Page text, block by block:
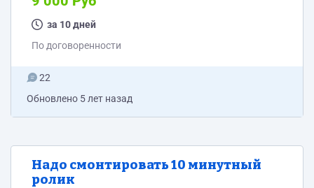
сами смонтируем с видео. Хронометраж около 10
минут. Текст надо прочитать красиво, так что бы
за 10 дней
По договоренности
22
Обновлено 5 лет назад
Надо смонтировать 10 минутный
ролик